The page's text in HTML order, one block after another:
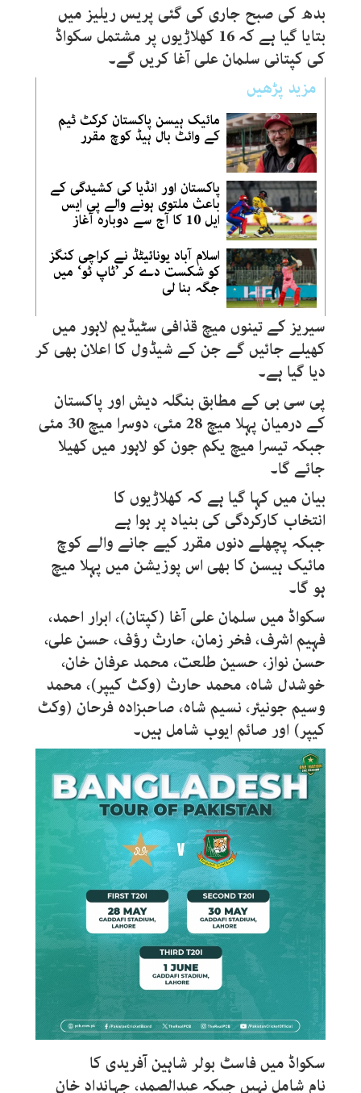
بدھ کی صبح جاری کی گئی پریس ریلیز میں
بتایا گیا ہے کہ 16 کھلاڑیوں پر مشتمل سکواڈ
کی کپتانی سلمان علی آغا کریں گے۔
مزید پڑھیں
مائیک ہیسن پاکستان کرکٹ ٹیم
کے وائٹ بال ہیڈ کوچ مقرر
پاکستان اور انڈیا کی کشیدگی کے
باعث ملتوی ہونے والے پی ایس
ایل 10 کا آج سے دوبارہ آغاز
اسلام آباد یونائیٹڈ نے کراچی کنگز
کو شکست دے کر ’ٹاپ ٹو‘ میں
جگہ بنا لی
سیریز کے تینوں میچ قذافی سٹیڈیم لاہور میں
کھیلے جائیں گے جن کے شیڈول کا اعلان بھی کر
دیا گیا ہے۔​
پی سی بی کے مطابق بنگلہ دیش اور پاکستان
کے درمیان پہلا میچ 28 مئی، دوسرا میچ 30 مئی
جبکہ تیسرا میچ یکم جون کو لاہور میں کھیلا
جائے گا۔
بیان میں کہا گیا ہے کہ کھلاڑیوں کا
انتخاب کارکردگی کی بنیاد پر ہوا ہے
جبکہ پچھلے دنوں مقرر کیے جانے والے کوچ
مائیک ہیسن کا بھی اس پوزیشن میں پہلا میچ
ہو گا۔
سکواڈ میں سلمان علی آغا (کپتان)، ابرار احمد،
فہیم اشرف، فخر زمان، حارث رؤف، حسن علی،
حسن نواز، حسین طلعت، محمد عرفان خان،
خوشدل شاہ، محمد حارث (وکٹ کیپر)، محمد
وسیم جونیئر، نسیم شاہ، صاحبزادہ فرحان (وکٹ
کیپر) اور صائم ایوب شامل ہیں۔
سکواڈ میں فاسٹ بولر شاہین آفریدی کا
نام شامل نہیں جبکہ عبدالصمد، جہانداد خان